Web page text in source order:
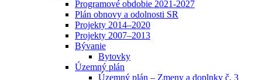
Programové obdobie 2021-2027
Plán obnovy a odolnosti SR
Projekty 2014–2020
Projekty 2007–2013
Bývanie
Bytovky
Územný plán
Územný plán – Zmeny a doplnky č. 3